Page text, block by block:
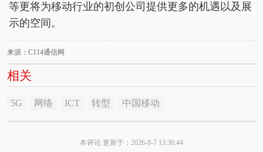
等更将为移动行业的初创公司提供更多的机遇以及展
示的空间。
来源：C114通信网
相关
5G 网络 ICT 转型 中国移动
本评论 更新于：2026-8-7 13:36:44